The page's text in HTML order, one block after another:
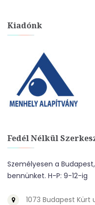
Kiadónk
Fedél Nélkül
Személyesen a
bennünket. H-P: 9-12-ig
1073 Budapest Kürt